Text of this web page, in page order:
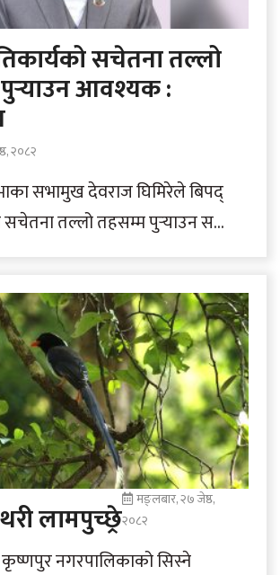
सचेतना तल्लो
आवश्यक :
२०८२
सभामुख देवराज घिमिरेले बिपद्
सचेतना तल्लो तहसम्म पुर्‍याउन सके
लामपुच्छ्रे
मङ्लबार, २७ जेष्ठ,
२०८२
नगरपालिकाको सिस्ने